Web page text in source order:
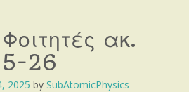
ακ.
26
2025 by SubAtomicPhysics